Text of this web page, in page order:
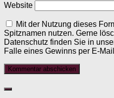
Website
Mit der Nutzung dieses
Spitznamen nutzen. Gerne
Datenschutz finden Sie in
Falle eines Gewinns per E-